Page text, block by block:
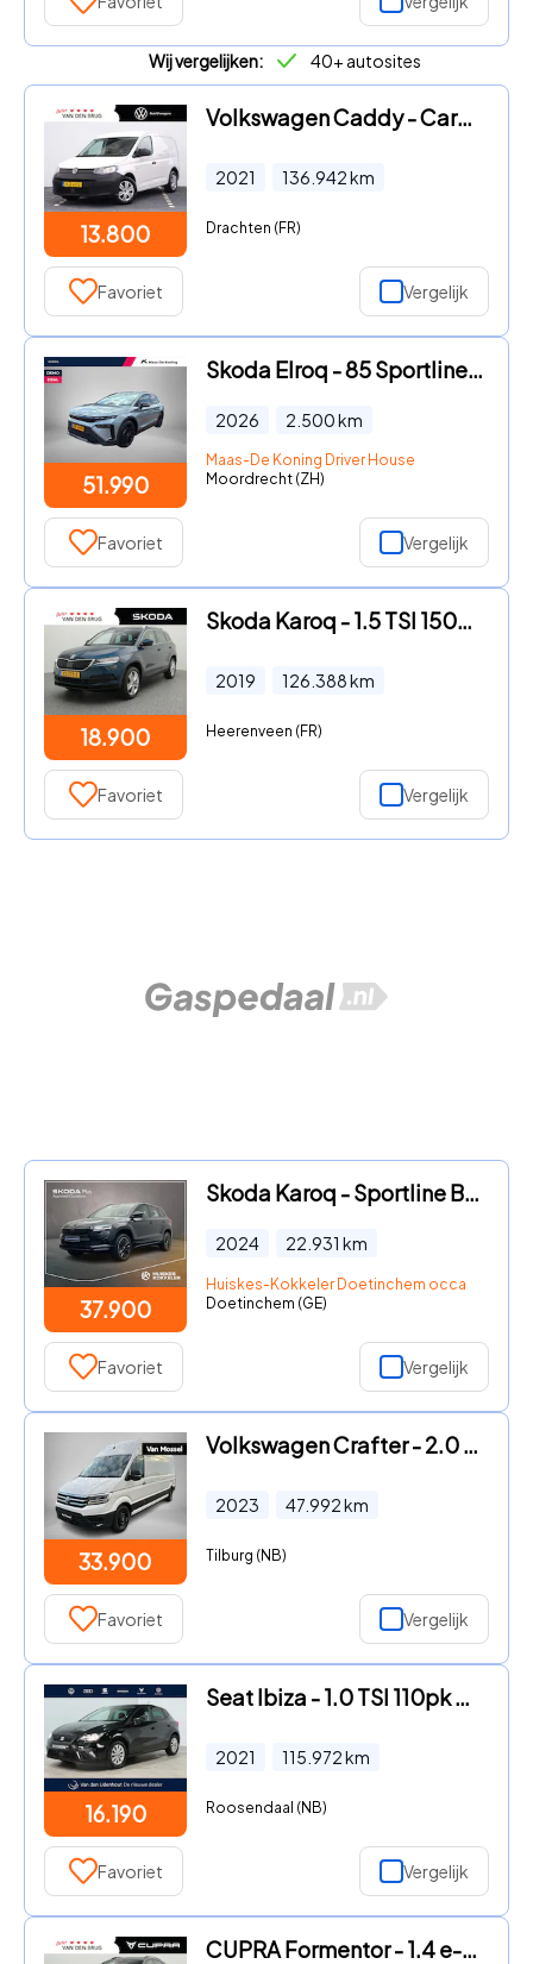
Wij vergelijken: 40+ autosites
13.800
Volkswagen Caddy - Cargo 2.0 TDI Economy Business | Airco | Cruise control | Na
2021 136.942km
Drachten (FR)
Favoriet Vergelijk
51.990
Skoda Elroq - 85 Sportline | Business Upgrade Plus | Black Pack | 21'' inc
2026 2.500km
Maas-De Koning Driver House
Moordrecht (ZH)
Favoriet Vergelijk
18.900
Skoda Karoq - 1.5 TSI 150pk Style Business | Trekhaak | CANTON Audio | Ada
2019 126.388km
Heerenveen (FR)
Favoriet Vergelijk
37.900
Skoda Karoq - Sportline Business 1.5 TSI 150pk DSG Automaat Trekhaak, Adap
2024 22.931 km
Huiskes-Kokkeler Doetinchem occasion
Doetinchem (GE)
Favoriet Vergelijk
33.900
Volkswagen Crafter - 2.0 TDI L4H4 Trendline 177PK Automaat | Multifunctioneel Stu
2023 47.992km
Tilburg (NB)
Favoriet Vergelijk
16.190
Seat Ibiza - 1.0 TSI 110pk DSG Style Navigatie | PDC | `Beats Sound | And
2021 115.972km
Roosendaal (NB)
Favoriet Vergelijk
CUPRA Formentor - 1.4 e-Hybrid 245pk VZ | Trekhaak | Stoel- & stuurwielverwarm